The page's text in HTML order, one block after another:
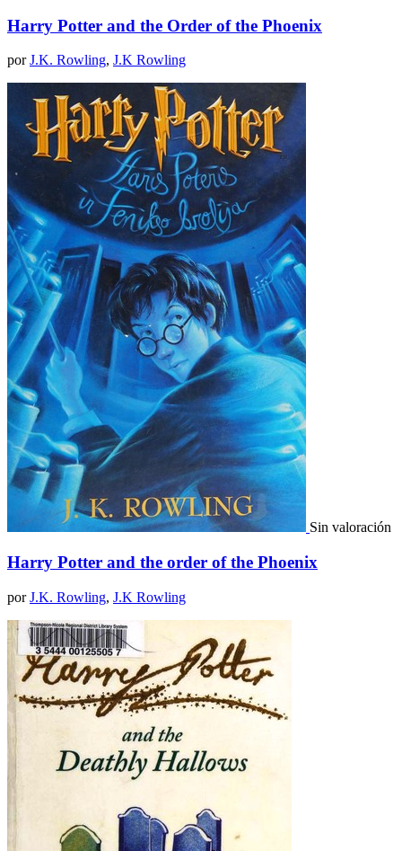
Harry Potter and the Order of the Phoenix
porJ.K. Rowling, J.K Rowling
Sin valoración
Harry Potter and the order of the Phoenix
porJ.K. Rowling, J.K Rowling